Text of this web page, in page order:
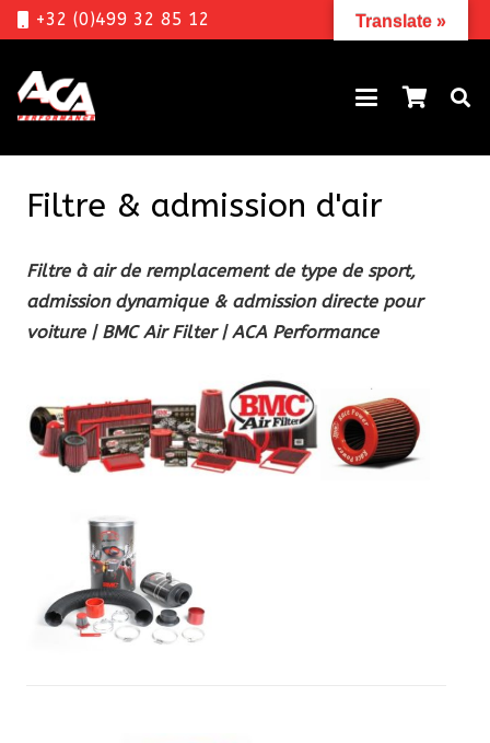
+32 (0)499 32 85 12
Filtre & admission d'air
Filtre à air de remplacement de type de sport,
admission dynamique & admission directe pour
voiture | BMC Air Filter | ACA Performance
Translate »